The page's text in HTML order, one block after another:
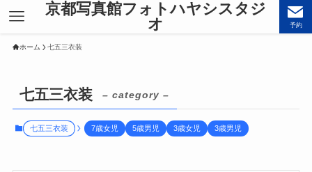
京都写真館フォトハヤシスタジ
オ
予約
ホーム 七五三衣装
七五三衣装 – category –
七五三衣装 7歳女児 5歳男児 3歳女児 3歳男児